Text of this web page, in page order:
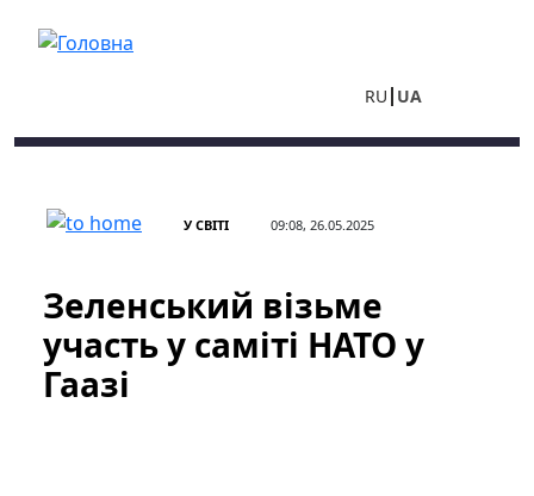
RU UA
У СВІТІ 09:08, 26.05.2025
Зеленський візьме
участь у саміті НАТО у
Гаазі